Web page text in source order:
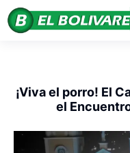
¡Viva el porro! El
el